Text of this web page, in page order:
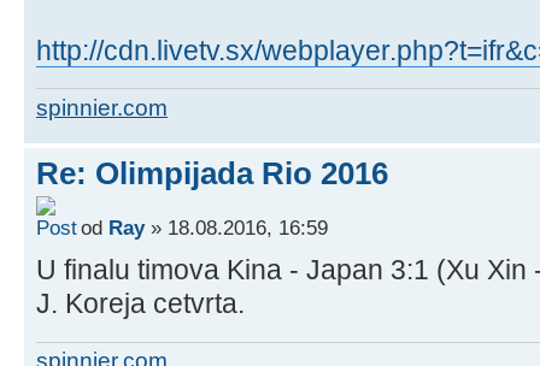
http://cdn.livetv.sx/
spinnier.com
Re: Olimpijada Rio 2016
od Ray» 18.08.2016, 16:59
U finalu timova Kina - Japan 3:1 (Xu
J. Koreja cetvrta.
spinnier.com